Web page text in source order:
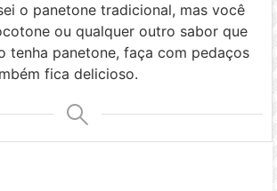
o panetone tradicional, mas você
ou qualquer outro sabor que
tenha panetone, faça com pedaços
fica delicioso.